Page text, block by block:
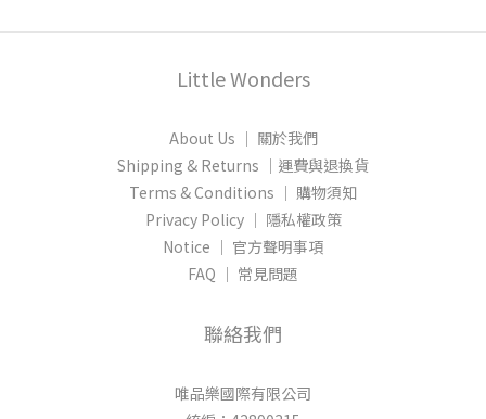
Little Wonders
About Us │ 關於我們
Shipping & Returns │運費與退換貨
Terms & Conditions │ 購物須知
Privacy Policy │ 隱私權政策
Notice │ 官方聲明事項
FAQ │ 常見問題
聯絡我們
唯品樂國際有限公司